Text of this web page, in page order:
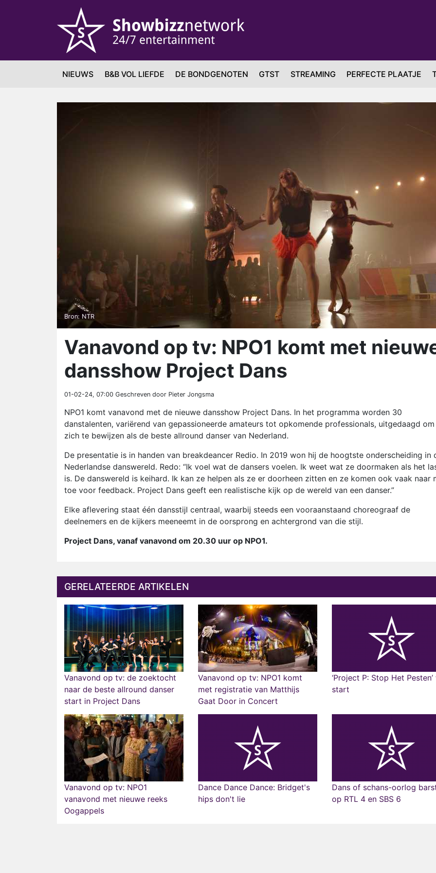
NIEUWS B&B VOL LIEFDE DE BONDGENOTEN GTST STREAMING PERFECTE PLAATJE
Bron: NTR
Vanavond op tv: NPO1 komt met
dansshow Project Dans
01-02-24, 07:00 Geschreven door Pieter Jongsma
NPO1 komt vanavond met de nieuwe dansshow Project Dans. In het programma worden 30
danstalenten, variërend van gepassioneerde amateurs tot opkomende professionals, uitgedaagd om
zich te bewijzen als de beste allround danser van Nederland.
De presentatie is in handen van breakdeancer Redio. In 2019 won hij de hoogtste onderscheiding in
Nederlandse danswereld. Redo: “Ik voel wat de dansers voelen. Ik weet wat ze doormaken als het
is. De danswereld is keihard. Ik kan ze helpen als ze er doorheen zitten en ze komen ook vaak naar
toe voor feedback. Project Dans geeft een realistische kijk op de wereld van een danser.”
Elke aflevering staat één dansstijl centraal, waarbij steeds een vooraanstaand choreograaf de
deelnemers en de kijkers meeneemt in de oorsprong en achtergrond van die stijl.
Project Dans, vanaf vanavond om 20.30 uur op NPO1.
GERELATEERDE ARTIKELEN
Vanavond op tv: de zoektocht
naar de beste allround danser
start in Project Dans
Vanavond op tv: NPO1 komt
met registratie van Matthijs
Gaat Door in Concert
‘Project P: Stop Het Pesten’
start
Vanavond op tv: NPO1
vanavond met nieuwe reeks
Oogappels
Dance Dance Dance: Bridget's
hips don't lie
Dans of schans-oorlog
op RTL 4 en SBS 6